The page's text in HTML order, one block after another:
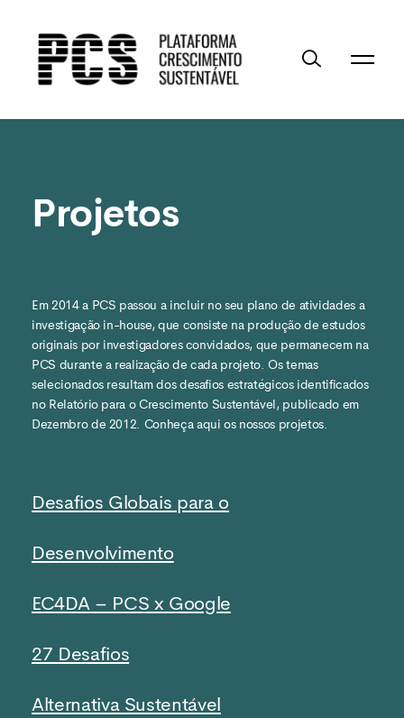
Projetos
Em 2014 a PCS passou a incluir no seu plano de atividades a
investigação in-house, que consiste na produção de estudos
originais por investigadores convidados, que permanecem na
PCS durante a realização de cada projeto. Os temas
selecionados resultam dos desafios estratégicos identificados
no Relatório para o Crescimento Sustentável, publicado em
Dezembro de 2012. Conheça aqui os nossos projetos.
Desafios Globais para o
Desenvolvimento
EC4DA – PCS x Google
27 Desafios
Alternativa Sustentável